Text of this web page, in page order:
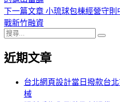
章
導
覽
篇
下一篇文章 下
章:
小琉球包棟經營守則
戰新竹融資
搜
關
近期文章
台北網頁設計當日撥款台
械